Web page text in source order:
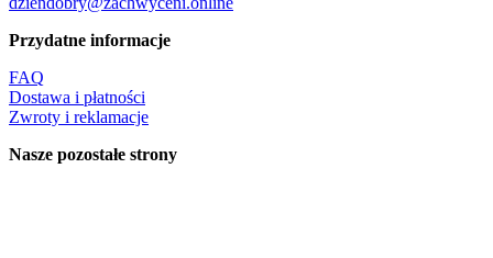
Przydatne informacje
FAQ
Dostawa i płatności
Zwroty i reklamacje
Nasze pozostałe strony